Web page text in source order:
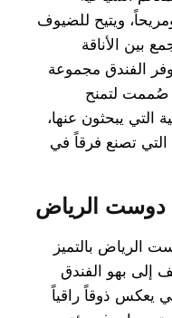
ويتيح للضيوف
بين الأناقة
الفندق مجموعة
صُممت لتمنح
التي يبحثون عنها،
تصنع فرقاً في
دوست الرياض
الرياض بالتميز
إلى بهو الفندق
يعكس ذوقاً راقياً